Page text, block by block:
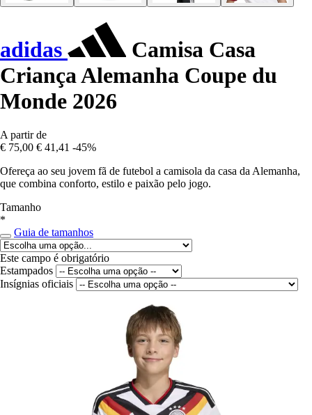
adidas
Camisa Casa
Criança Alemanha Coupe du
Monde 2026
A partir de
€ 75,00 € 41,41 -45%
Ofereça ao seu jovem fã de futebol a camisola da casa da Alemanha,
que combina conforto, estilo e paixão pelo jogo.
Tamanho
*
Guia de tamanhos
Este campo é obrigatório
Estampados
Insígnias oficiais